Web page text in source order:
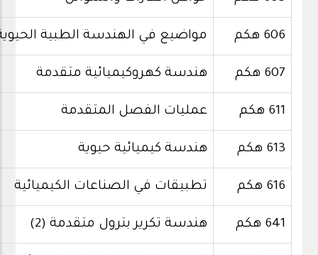
606 هكم مواضيع في الهندسة الطبية
607 هكم هندسة كهروكيميائية متقدمة
611 هكم عمليات الفصل المتقدمة
613 هكم هندسة كيميائية حيوية
616 هكم تطبيقات في الصناعات الكيميائية
641 هكم هندسة تكرير بترول متقدمة (2)